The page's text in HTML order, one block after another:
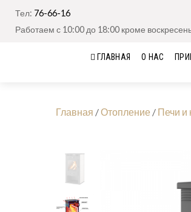
Тел: 76-66-16
Работаем с 10:00 до 18:00 кроме
ГЛАВНАЯ О НАС
Главная /Отопление / Печи и